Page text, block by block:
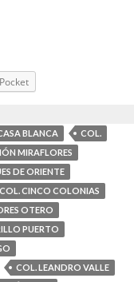
Pocket
BLANCA
COL.
MIRAFLORES
DE ORIENTE
COL. CINCO COLONIAS
OTERO
PUERTO
COL. LEANDRO VALLE